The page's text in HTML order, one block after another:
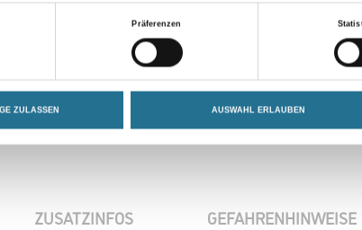
Präferenzen
ZULASSEN AUSWAHL ERLAUBEN
Zur
ZUSATZINFOS GEFAHRENHINWEISE